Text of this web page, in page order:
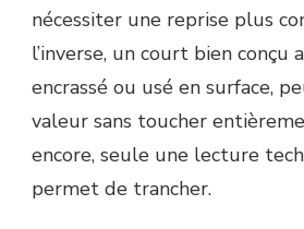
nécessiter une reprise plus
l’inverse, un court bien conçu
encrassé ou usé en surface,
valeur sans toucher
encore, seule une lecture
permet de trancher.